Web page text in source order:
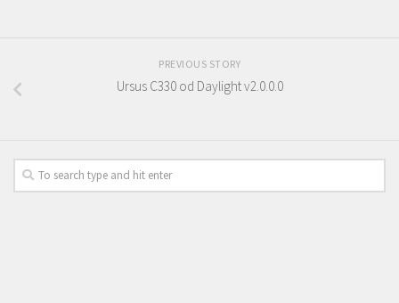
PREVIOUS STORY
Ursus C330 od Daylight v2.0.0.0